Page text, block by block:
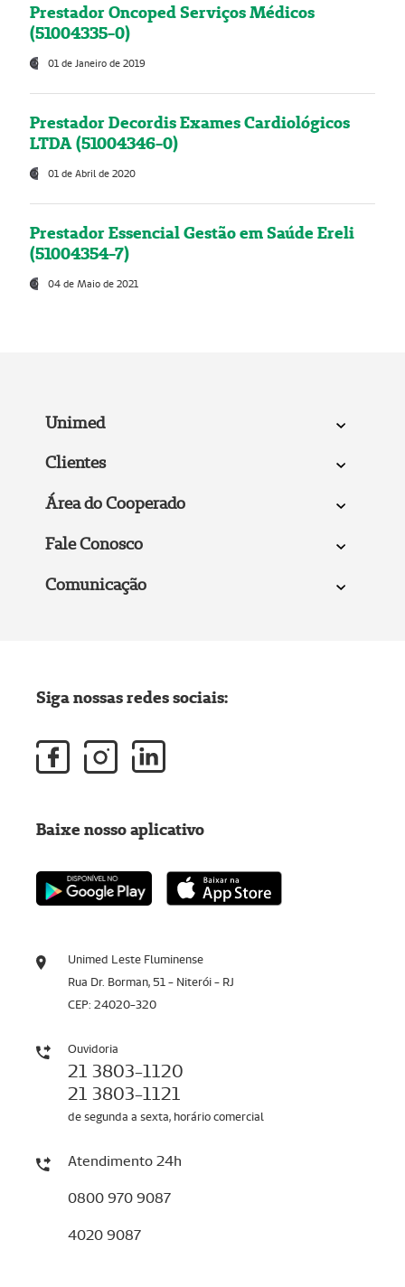
Prestador Oncoped Serviços Médicos
(51004335-0)
01 de Janeiro de 2019
Prestador Decordis Exames Cardiológicos
LTDA (51004346-0)
01 de Abril de 2020
Prestador Essencial Gestão em Saúde Ereli
(51004354-7)
04 de Maio de 2021
Unimed
Clientes
Área do Cooperado
Fale Conosco
Comunicação
Unimed Leste Fluminense
Rua Dr. Borman, 51 - Niterói - RJ
CEP: 24020-320
Ouvidoria
21 3803-1120
21 3803-1121
de segunda a sexta, horário comercial
Atendimento 24h
0800 970 9087
4020 9087
Siga nossas redes sociais:
Baixe nosso aplicativo